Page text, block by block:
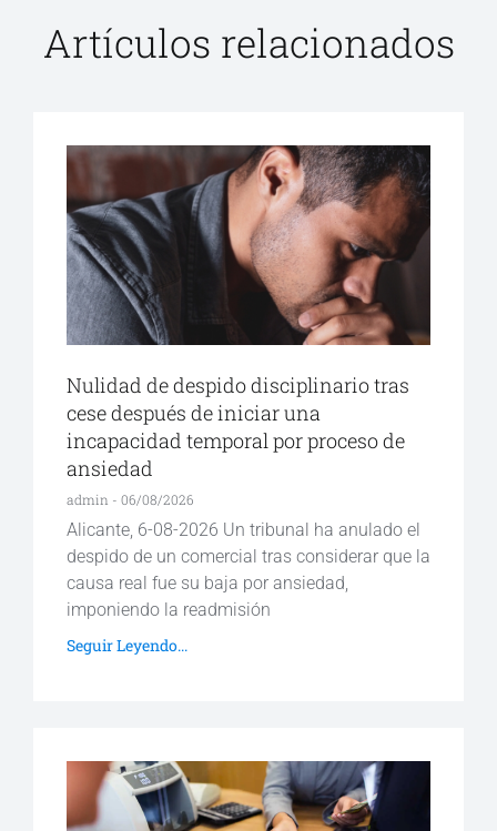
Artículos relacionados
Nulidad de despido disciplinario tras
cese después de iniciar una
incapacidad temporal por proceso de
ansiedad
admin 06/08/2026
Alicante, 6-08-2026 Un tribunal ha anulado el
despido de un comercial tras considerar que la
causa real fue su baja por ansiedad,
imponiendo la readmisión
Seguir Leyendo...